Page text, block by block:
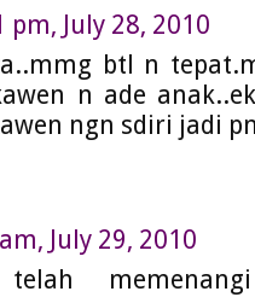
pm, July 28, 2010
btl n
n ade
ngn sdiri jadi
July 29, 2010